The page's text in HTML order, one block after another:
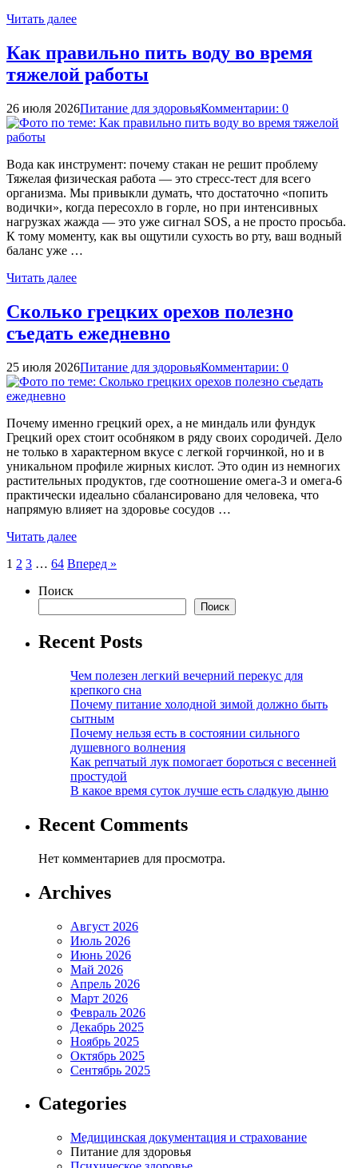
Читать далее
Как правильно пить воду во время
тяжелой работы
26 июля 2026Питание для здоровьяКомментарии: 0
Вода как инструмент: почему стакан не решит проблему
Тяжелая физическая работа — это стресс-тест для всего
организма. Мы привыкли думать, что достаточно «попить
водички», когда пересохло в горле, но при интенсивных
нагрузках жажда — это уже сигнал SOS, а не просто просьба.
К тому моменту, как вы ощутили сухость во рту, ваш водный
баланс уже …
Читать далее
Сколько грецких орехов полезно
съедать ежедневно
25 июля 2026Питание для здоровьяКомментарии: 0
Почему именно грецкий орех, а не миндаль или фундук
Грецкий орех стоит особняком в ряду своих сородичей. Дело
не только в характерном вкусе с легкой горчинкой, но и в
уникальном профиле жирных кислот. Это один из немногих
растительных продуктов, где соотношение омега-3 и омега-6
практически идеально сбалансировано для человека, что
напрямую влияет на здоровье сосудов …
Читать далее
Пагинация
записей
1 2 3 … 64 Вперед »
Поиск
Поиск
Recent Posts
Чем полезен легкий вечерний перекус для
крепкого сна
Почему питание холодной зимой должно быть
сытным
Почему нельзя есть в состоянии сильного
душевного волнения
Как репчатый лук помогает бороться с весенней
простудой
В какое время суток лучше есть сладкую дыню
Recent Comments
Нет комментариев для просмотра.
Archives
Август 2026
Июль 2026
Июнь 2026
Май 2026
Апрель 2026
Март 2026
Февраль 2026
Декабрь 2025
Ноябрь 2025
Октябрь 2025
Сентябрь 2025
Categories
Медицинская документация и страхование
Питание для здоровья